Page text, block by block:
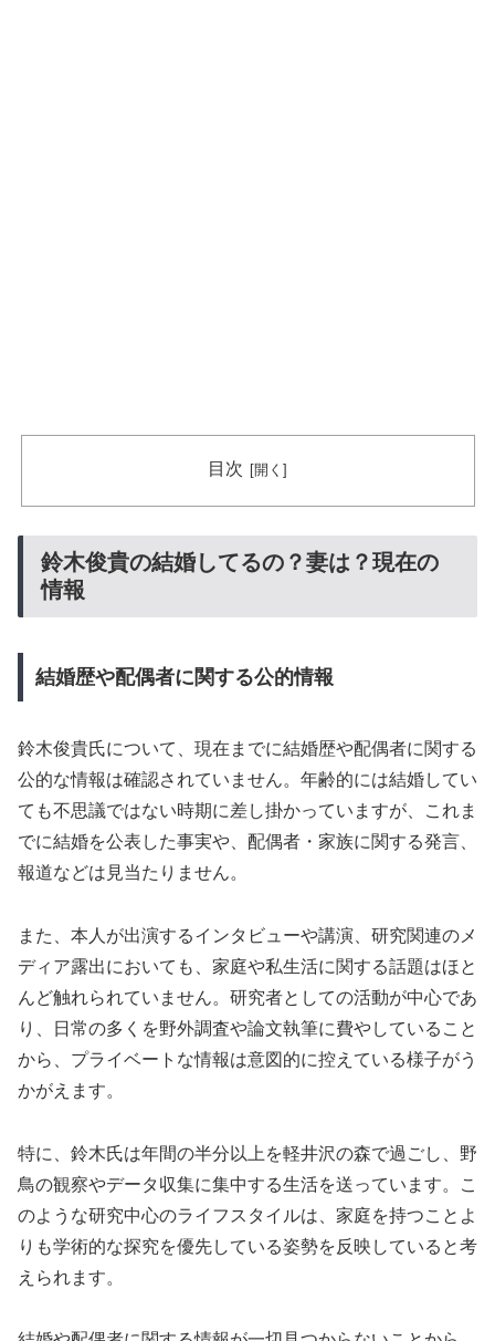
目次
鈴木俊貴の結婚してるの？妻は？現在の
情報
結婚歴や配偶者に関する公的情報
鈴木俊貴氏について、現在までに結婚歴や配偶者に関する
公的な情報は確認されていません。年齢的には結婚してい
ても不思議ではない時期に差し掛かっていますが、これま
でに結婚を公表した事実や、配偶者・家族に関する発言、
報道などは見当たりません。
また、本人が出演するインタビューや講演、研究関連のメ
ディア露出においても、家庭や私生活に関する話題はほと
んど触れられていません。研究者としての活動が中心であ
り、日常の多くを野外調査や論文執筆に費やしていること
から、プライベートな情報は意図的に控えている様子がう
かがえます。
特に、鈴木氏は年間の半分以上を軽井沢の森で過ごし、野
鳥の観察やデータ収集に集中する生活を送っています。こ
のような研究中心のライフスタイルは、家庭を持つことよ
りも学術的な探究を優先している姿勢を反映していると考
えられます。